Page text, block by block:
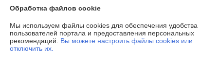
Работает с 01.04.2011
г. Минск
г. Минск,Калининградский переулок д.16, оф.5, Минск,
Беларусь
Обработка файлов cookie
Мы используем файлы cookies для обеспечения удобства
пользователей портала и предоставления персональных
рекомендаций. Вы можете настроить файлы cookies или
отключить их.